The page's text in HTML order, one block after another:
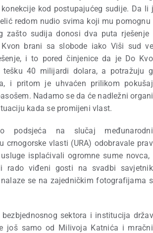
kod postupajućeg sudije. Da li
redom nudio svima koji mu pomognu
zašto sudija donosi dva puta rješenje
brani sa slobode iako Viši sud
i to pored činjenice da je Do
tešku 40 milijardi dolara, a potražuju
i pritom je uhvaćen prilikom
Nadamo se da će nadležni
kada se promijeni vlast.
podsjeća na slučaj
crnogorske vlasti (URA) odobravale
isplaćivali ogromne sume novca,
viđeni gosti na svadbi
se na zajedničkim fotografijama
sektora i institucija
još samo od Milivoja Katnića i